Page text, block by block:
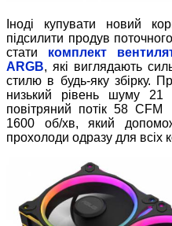
Іноді купувати новий
підсилити продув
стати комплект
ARGB, які виглядають
стилю в будь-яку збірку.
низький рівень шуму 21
повітряний потік 58
1600 об/хв, який
прохолоди одразу для всіх